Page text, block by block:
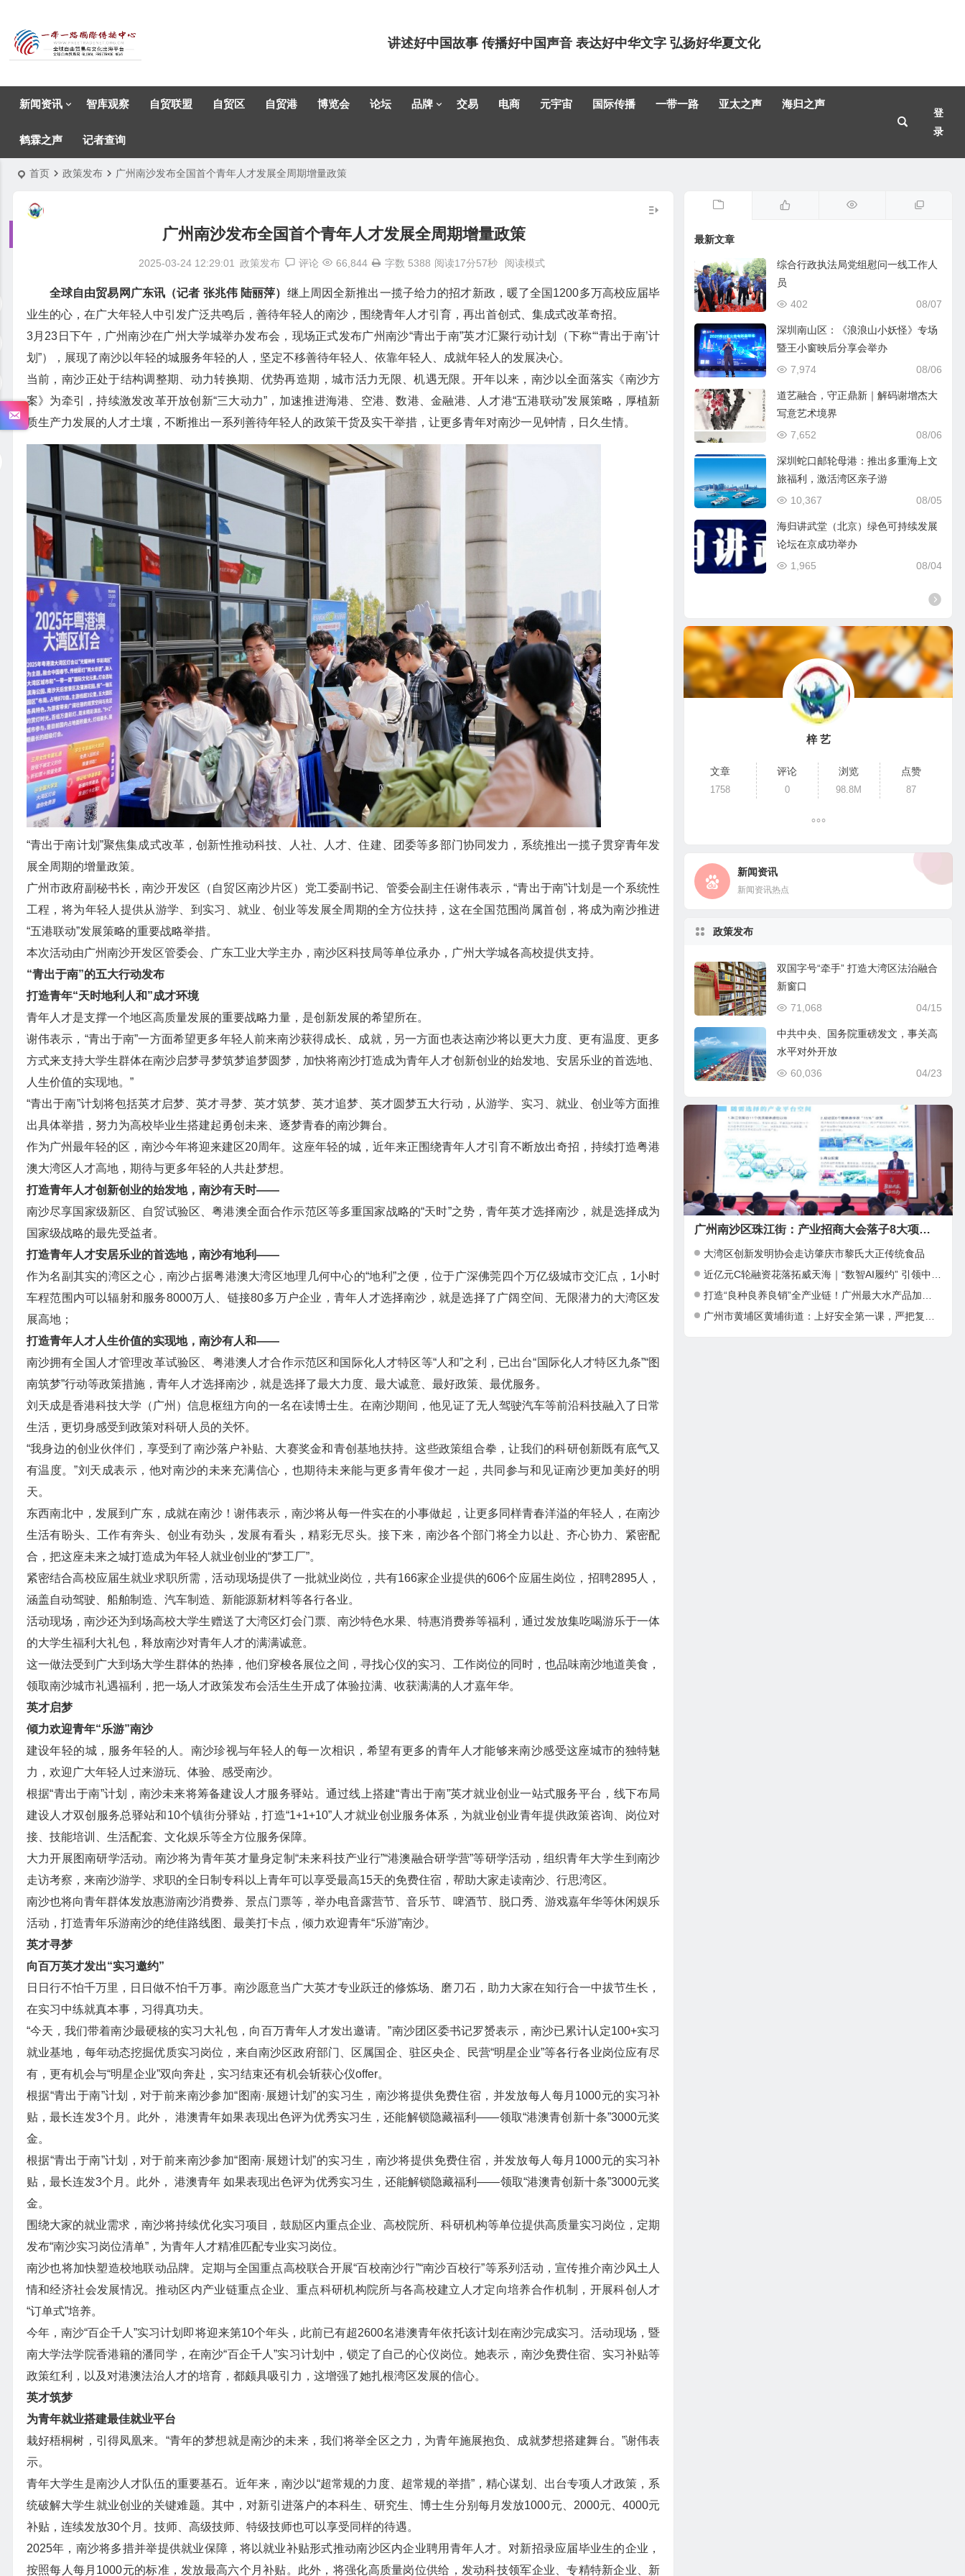
讲述好中国故事 传播好中国声音 表达好中华文字 弘扬好华夏文化
新闻资讯 智库观察 自贸联盟 自贸区 自贸港 博览会 论坛 品牌 交易 电商 元宇宙 国际传播 一带一路 亚太之声 海归之声
鹤霖之声 记者查询
登
录
首页 政策发布 广州南沙发布全国首个青年人才发展全周期增量政策
广州南沙发布全国首个青年人才发展全周期增量政策
2025-03-24 12:29:01 政策发布 评论 66,844 字数 5388 阅读17分57秒 阅读模式
全球自由贸易网广东讯（记者 张兆伟 陆丽萍） 继上周因全新推出一揽子给力的招才新政，暖了全国1200多万高校应届毕
业生的心，在广大年轻人中引发广泛共鸣后，善待年轻人的南沙，围绕青年人才引育，再出首创式、集成式改革奇招。
3月23日下午，广州南沙在广州大学城举办发布会，现场正式发布广州南沙“青出于南”英才汇聚行动计划（下称“‘青出于南’计
划”），展现了南沙以年轻的城服务年轻的人，坚定不移善待年轻人、依靠年轻人、成就年轻人的发展决心。
当前，南沙正处于结构调整期、动力转换期、优势再造期，城市活力无限、机遇无限。开年以来，南沙以全面落实《南沙方
案》为牵引，持续激发改革开放创新“三大动力”，加速推进海港、空港、数港、金融港、人才港“五港联动”发展策略，厚植新
质生产力发展的人才土壤，不断推出一系列善待年轻人的政策干货及实干举措，让更多青年对南沙一见钟情，日久生情。
“青出于南计划”聚焦集成式改革，创新性推动科技、人社、人才、住建、团委等多部门协同发力，系统推出一揽子贯穿青年发
展全周期的增量政策。
广州市政府副秘书长，南沙开发区（自贸区南沙片区）党工委副书记、管委会副主任谢伟表示，“青出于南”计划是一个系统性
工程，将为年轻人提供从游学、到实习、就业、创业等发展全周期的全方位扶持，这在全国范围尚属首创，将成为南沙推进
“五港联动”发展策略的重要战略举措。
本次活动由广州南沙开发区管委会、广东工业大学主办，南沙区科技局等单位承办，广州大学城各高校提供支持。
“青出于南”的五大行动发布
打造青年“天时地利人和”成才环境
青年人才是支撑一个地区高质量发展的重要战略力量，是创新发展的希望所在。
谢伟表示，“青出于南”一方面希望更多年轻人前来南沙获得成长、成就，另一方面也表达南沙将以更大力度、更有温度、更多
方式来支持大学生群体在南沙启梦寻梦筑梦追梦圆梦，加快将南沙打造成为青年人才创新创业的始发地、安居乐业的首选地、
人生价值的实现地。”
“青出于南”计划将包括英才启梦、英才寻梦、英才筑梦、英才追梦、英才圆梦五大行动，从游学、实习、就业、创业等方面推
出具体举措，努力为高校毕业生搭建起勇创未来、逐梦青春的南沙舞台。
作为广州最年轻的区，南沙今年将迎来建区20周年。这座年轻的城，近年来正围绕青年人才引育不断放出奇招，持续打造粤港
澳大湾区人才高地，期待与更多年轻的人共赴梦想。
打造青年人才创新创业的始发地，南沙有天时——
南沙尽享国家级新区、自贸试验区、粤港澳全面合作示范区等多重国家战略的“天时”之势，青年英才选择南沙，就是选择成为
国家级战略的最先受益者。
打造青年人才安居乐业的首选地，南沙有地利——
作为名副其实的湾区之心，南沙占据粤港澳大湾区地理几何中心的“地利”之便，位于广深佛莞四个万亿级城市交汇点，1小时
车程范围内可以辐射和服务8000万人、链接80多万户企业，青年人才选择南沙，就是选择了广阔空间、无限潜力的大湾区发
展高地；
打造青年人才人生价值的实现地，南沙有人和——
南沙拥有全国人才管理改革试验区、粤港澳人才合作示范区和国际化人才特区等“人和”之利，已出台“国际化人才特区九条”“图
南筑梦”行动等政策措施，青年人才选择南沙，就是选择了最大力度、最大诚意、最好政策、最优服务。
刘天成是香港科技大学（广州）信息枢纽方向的一名在读博士生。在南沙期间，他见证了无人驾驶汽车等前沿科技融入了日常
生活，更切身感受到政策对科研人员的关怀。
“我身边的创业伙伴们，享受到了南沙落户补贴、大赛奖金和青创基地扶持。这些政策组合拳，让我们的科研创新既有底气又
有温度。”刘天成表示，他对南沙的未来充满信心，也期待未来能与更多青年俊才一起，共同参与和见证南沙更加美好的明
天。
东西南北中，发展到广东，成就在南沙！谢伟表示，南沙将从每一件实在的小事做起，让更多同样青春洋溢的年轻人，在南沙
生活有盼头、工作有奔头、创业有劲头，发展有看头，精彩无尽头。接下来，南沙各个部门将全力以赴、齐心协力、紧密配
合，把这座未来之城打造成为年轻人就业创业的“梦工厂”。
紧密结合高校应届生就业求职所需，活动现场提供了一批就业岗位，共有166家企业提供的606个应届生岗位，招聘2895人，
涵盖自动驾驶、船舶制造、汽车制造、新能源新材料等各行各业。
活动现场，南沙还为到场高校大学生赠送了大湾区灯会门票、南沙特色水果、特惠消费券等福利，通过发放集吃喝游乐于一体
的大学生福利大礼包，释放南沙对青年人才的满满诚意。
这一做法受到广大到场大学生群体的热捧，他们穿梭各展位之间，寻找心仪的实习、工作岗位的同时，也品味南沙地道美食，
领取南沙城市礼遇福利，把一场人才政策发布会活生生开成了体验拉满、收获满满的人才嘉年华。
英才启梦
倾力欢迎青年“乐游”南沙
建设年轻的城，服务年轻的人。南沙珍视与年轻人的每一次相识，希望有更多的青年人才能够来南沙感受这座城市的独特魅
力，欢迎广大年轻人过来游玩、体验、感受南沙。
根据“青出于南”计划，南沙未来将筹备建设人才服务驿站。通过线上搭建“青出于南”英才就业创业一站式服务平台，线下布局
建设人才双创服务总驿站和10个镇街分驿站，打造“1+1+10”人才就业创业服务体系，为就业创业青年提供政策咨询、岗位对
接、技能培训、生活配套、文化娱乐等全方位服务保障。
大力开展图南研学活动。南沙将为青年英才量身定制“未来科技产业行”“港澳融合研学营”等研学活动，组织青年大学生到南沙
走访考察，来南沙游学、求职的全日制专科以上青年可以享受最高15天的免费住宿，帮助大家走读南沙、行思湾区。
南沙也将向青年群体发放惠游南沙消费券、景点门票等，举办电音露营节、音乐节、啤酒节、脱口秀、游戏嘉年华等休闲娱乐
活动，打造青年乐游南沙的绝佳路线图、最美打卡点，倾力欢迎青年“乐游”南沙。
英才寻梦
向百万英才发出“实习邀约”
日日行不怕千万里，日日做不怕千万事。南沙愿意当广大英才专业跃迁的修炼场、磨刀石，助力大家在知行合一中拔节生长，
在实习中练就真本事，习得真功夫。
“今天，我们带着南沙最硬核的实习大礼包，向百万青年人才发出邀请。”南沙团区委书记罗赟表示，南沙已累计认定100+实习
就业基地，每年动态挖掘优质实习岗位，来自南沙区政府部门、区属国企、驻区央企、民营“明星企业”等各行各业岗位应有尽
有，更有机会与“明星企业”双向奔赴，实习结束还有机会斩获心仪offer。
根据“青出于南”计划，对于前来南沙参加“图南·展翅计划”的实习生，南沙将提供免费住宿，并发放每人每月1000元的实习补
贴，最长连发3个月。此外， 港澳青年如果表现出色评为优秀实习生，还能解锁隐藏福利——领取“港澳青创新十条”3000元奖
金。
根据“青出于南”计划，对于前来南沙参加“图南·展翅计划”的实习生，南沙将提供免费住宿，并发放每人每月1000元的实习补
贴，最长连发3个月。此外， 港澳青年 如果表现出色评为优秀实习生，还能解锁隐藏福利——领取“港澳青创新十条”3000元奖
金。
围绕大家的就业需求，南沙将持续优化实习项目，鼓励区内重点企业、高校院所、科研机构等单位提供高质量实习岗位，定期
发布“南沙实习岗位清单”，为青年人才精准匹配专业实习岗位。
南沙也将加快塑造校地联动品牌。定期与全国重点高校联合开展“百校南沙行”“南沙百校行”等系列活动，宣传推介南沙风土人
情和经济社会发展情况。推动区内产业链重点企业、重点科研机构院所与各高校建立人才定向培养合作机制，开展科创人才
“订单式”培养。
今年，南沙“百企千人”实习计划即将迎来第10个年头，此前已有超2600名港澳青年依托该计划在南沙完成实习。活动现场，暨
南大学法学院香港籍的潘同学，在南沙“百企千人”实习计划中，锁定了自己的心仪岗位。她表示，南沙免费住宿、实习补贴等
政策红利，以及对港澳法治人才的培育，都颇具吸引力，这增强了她扎根湾区发展的信心。
英才筑梦
为青年就业搭建最佳就业平台
栽好梧桐树，引得凤凰来。“青年的梦想就是南沙的未来，我们将举全区之力，为青年施展抱负、成就梦想搭建舞台。”谢伟表
示。
青年大学生是南沙人才队伍的重要基石。近年来，南沙以“超常规的力度、超常规的举措”，精心谋划、出台专项人才政策，系
统破解大学生就业创业的关键难题。其中，对新引进落户的本科生、研究生、博士生分别每月发放1000元、2000元、4000元
补贴，连续发放30个月。技师、高级技师、特级技师也可以享受同样的待遇。
2025年，南沙将多措并举提供就业保障，将以就业补贴形式推动南沙区内企业聘用青年人才。对新招录应届毕业生的企业，
按照每人每月1000元的标准，发放最高六个月补贴。此外，将强化高质量岗位供给，发动科技领军企业、专精特新企业、新
最新文章
综合行政执法局党组慰问一线工作人
员
08/07
402
深圳南山区：《浪浪山小妖怪》专场
暨王小窗映后分享会举办
08/06
7,974
道艺融合，守正鼎新｜解码谢增杰大
写意艺术境界
08/06
7,652
深圳蛇口邮轮母港：推出多重海上文
旅福利，激活湾区亲子游
08/05
10,367
海归讲武堂（北京）绿色可持续发展
论坛在京成功举办
08/04
1,965
梓 艺
文章
1758
评论
0
浏览
98.8M
点赞
87
新闻资讯
新闻资讯热点
政策发布
双国字号“牵手” 打造大湾区法治融合
新窗口
04/15
71,068
中共中央、国务院重磅发文，事关高
水平对外开放
04/23
60,036
广州南沙区珠江街：产业招商大会落子8大项目，邀湾区客商抢占“南沙站”红利
大湾区创新发明协会走访肇庆市黎氏大正传统食品
近亿元C轮融资花落拓威天海｜“数智AI履约” 引领中大件出海新基建
打造“良种良养良销”全产业链！广州最大水产品加工项目在南沙正式投产
广州市黄埔区黄埔街道：上好安全第一课，严把复工复产安全关